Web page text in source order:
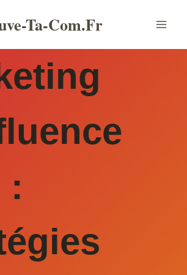
Ta-Com.fr
: